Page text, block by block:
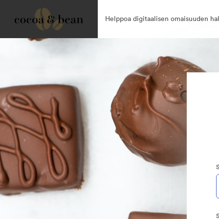
Helppoa digitaalisen omaisuuden